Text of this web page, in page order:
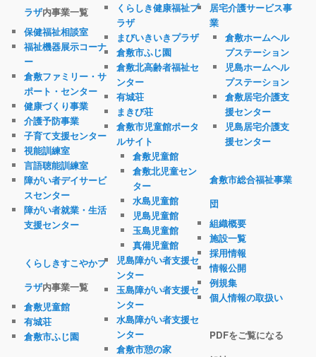
ラザ内事業一覧
保健福祉相談室
福祉機器展示コーナ
ー
倉敷ファミリー・サ
ポート・センター
健康づくり事業
介護予防事業
子育て支援センター
視能訓練室
言語聴能訓練室
障がい者デイサービ
スセンター
障がい者就業・生活
支援センター
くらしきすこやかプ
ラザ内事業一覧
倉敷児童館
有城荘
倉敷市ふじ園
くらしき健康福祉プ
ラザ
まびいきいきプラザ
倉敷市ふじ園
倉敷北高齢者福祉セ
ンター
有城荘
まきび荘
倉敷市児童館ポータ
ルサイト
倉敷児童館
倉敷北児童セン
ター
水島児童館
児島児童館
玉島児童館
真備児童館
児島障がい者支援セ
ンター
玉島障がい者支援セ
ンター
水島障がい者支援セ
ンター
倉敷市憩の家
居宅介護サービス事
業
倉敷ホームヘル
プステーション
児島ホームヘル
プステーション
倉敷居宅介護支
援センター
児島居宅介護支
援センター
倉敷市総合福祉事業
団
組織概要
施設一覧
採用情報
情報公開
例規集
個人情報の取扱い
PDFをご覧になる